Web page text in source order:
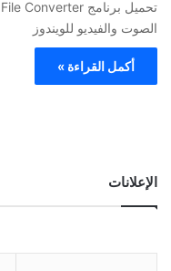
الصوت والفيديو للويندوز
أكمل القراءة »
الإعلانات